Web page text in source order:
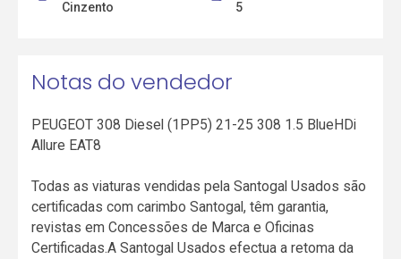
Cinzento
5
Notas do vendedor
PEUGEOT 308 Diesel (1PP5) 21-25 308 1.5 BlueHDi
Allure EAT8
Todas as viaturas vendidas pela Santogal Usados são
certificadas com carimbo Santogal, têm garantia,
revistas em Concessões de Marca e Oficinas
Certificadas.A Santogal Usados efectua a retoma da